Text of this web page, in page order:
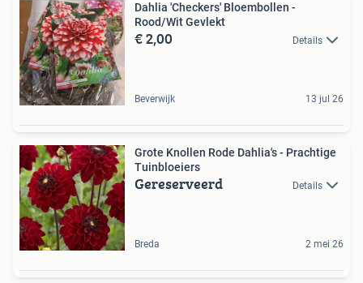
Dahlia 'Checkers' Bloembollen -
Rood/Wit Gevlekt
€ 2,00 Details
Beverwijk 13 jul 26
Grote Knollen Rode Dahlia's - Prachtige
Tuinbloeiers
Gereserveerd Details
Breda 2 mei 26